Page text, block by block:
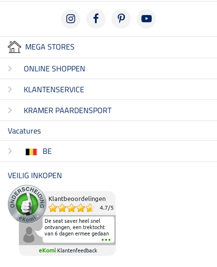
MEGA STORES
ONLINE SHOPPEN
KLANTENSERVICE
KRAMER PAARDENSPORT
Vacatures
BE
VEILIG INKOPEN
Klantbeoordelingen
4.7/5
De seat saver heel snel
ontvangen, een trektocht
van 6 dagen ermee gedaan
en deze heeft de beproeving
fantastisch doorstaan.
Heerlijk zacht om op te
eKomi Klantenfeedback